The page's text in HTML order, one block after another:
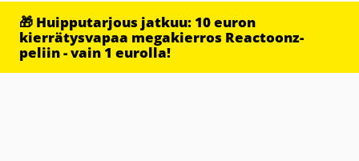
🎁 Huipputarjous jatkuu: 10 euron
kierrätysvapaa megakierros Reactoonz-
peliin - vain 1 eurolla!